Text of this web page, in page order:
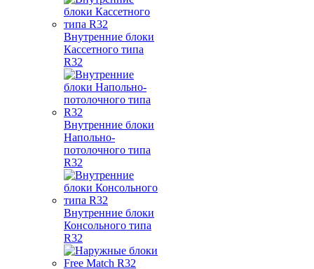
Внутренние блоки
Кассетного типа
R32
Внутренние блоки
Напольно-
потолочного типа
R32
Внутренние блоки
Консольного типа
R32